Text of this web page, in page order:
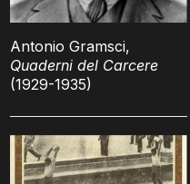
Antonio Gramsci,
Quaderni del Carcere
(1929-1935)